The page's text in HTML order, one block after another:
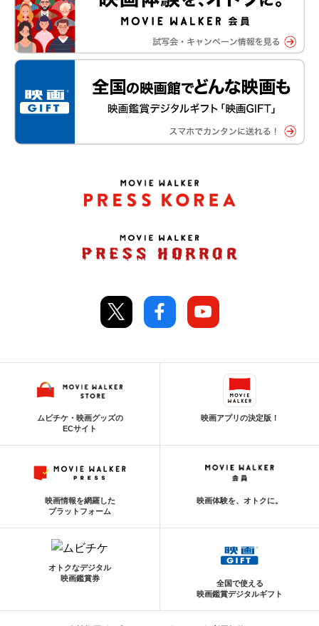
ムビチケ・映画グッズの
ECサイト
映画アプリの決定版！
映画情報を網羅した
プラットフォーム
映画体験を、オトクに。
オトクなデジタル
映画鑑賞券
全国で使える
映画鑑賞デジタルギフト